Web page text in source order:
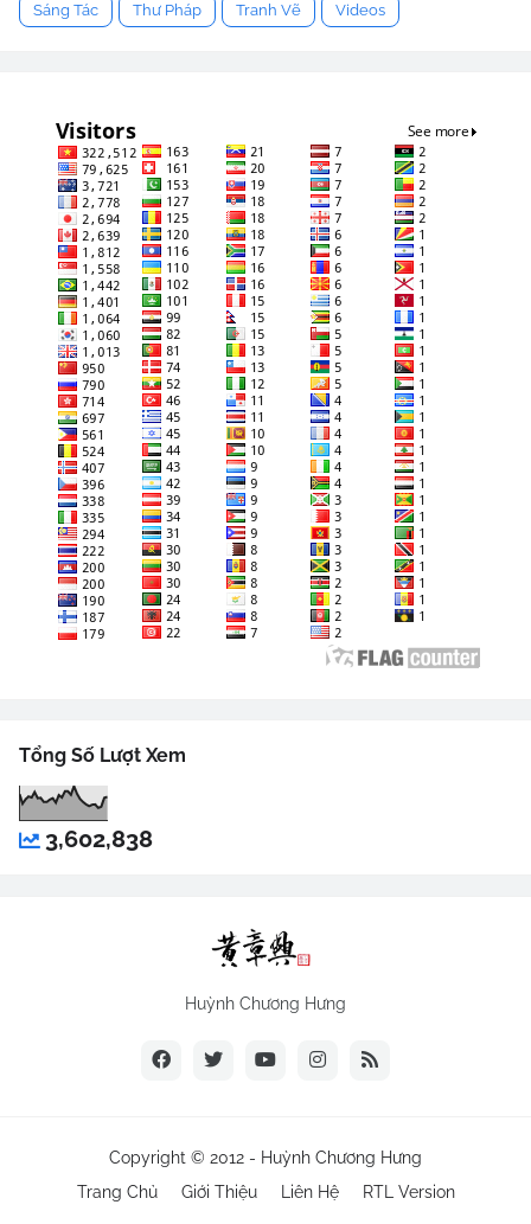
Sáng Tác Thư Pháp Tranh Vẽ Videos
Tổng Số Lượt Xem
3,602,838
Huỳnh Chương Hưng
Copyright © 2012 - Huỳnh Chương Hưng
Trang Chủ
Giới Thiệu Liên Hệ RTL Version